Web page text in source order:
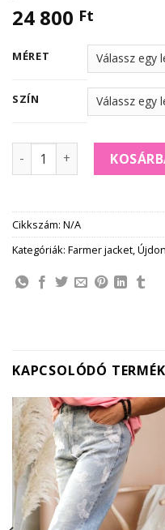
24 800 Ft
MÉRET
SZÍN
CLAU gumírozott,-vékony
Cikkszám: N/A
Kategóriák: Farmer jacket
KAPCSOLÓDÓ